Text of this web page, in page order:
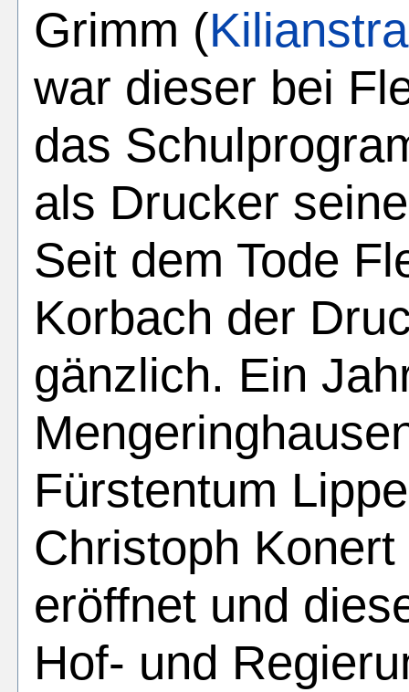
Grimm (
war dieser bei
das
als Drucker
Seit dem Tode
Korbach der
gänzlich. Ein
Fürstentum
Christoph
eröffnet und
Hof- und